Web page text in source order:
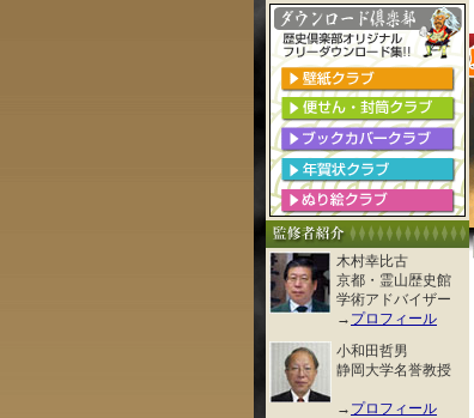
木村幸比古
京都・霊山歴史館
学術アドバイザー
→ プロフィール
小和田哲男
静岡大学名誉教授
→ プロフィール